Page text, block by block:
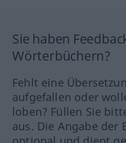
Sie haben
Wörterbüchern?
Fehlt eine
aufgefallen oder
loben? Füllen Sie
aus. Die Angabe der